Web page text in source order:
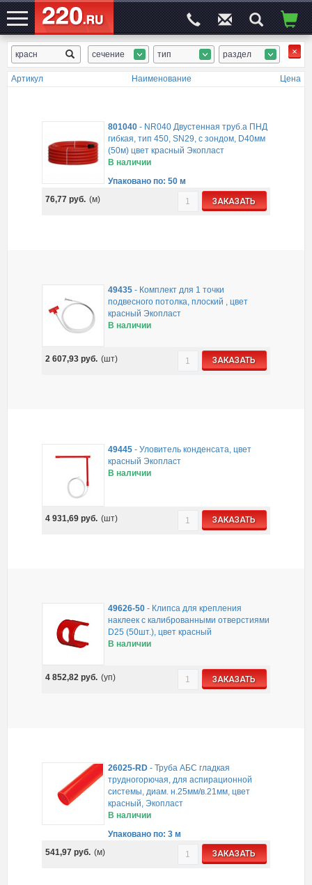
ЭЛЕКТРОСАЙТ№1 сечение тип раздел
Артикул Наименование Цена
801040 - NR040 Двустенная труб.а ПНД
гибкая, тип 450, SN29, с зондом, D40мм
(50м) цвет красный Экопласт
В наличии
Упаковано по: 50 м
76,77руб. (м) ЗАКАЗАТЬ
49435 - Комплект для 1 точки
подвесного потолка, плоский , цвет
красный Экопласт
В наличии
2 607,93руб. (шт) ЗАКАЗАТЬ
49445 -Уловитель конденсата, цвет
красный Экопласт
В наличии
4 931,69руб. (шт) ЗАКАЗАТЬ
49626-50 - Клипса для крепления
наклеек с калиброванными отверстиями
D25 (50шт.), цвет красный
В наличии
4 852,82руб. (уп) ЗАКАЗАТЬ
26025-RD -Труба АБС гладкая
трудногорючая, для аспирационной
системы, диам. н.25мм/в.21мм, цвет
красный, Экопласт
В наличии
Упаковано по: 3 м
541,97руб. (м) ЗАКАЗАТЬ